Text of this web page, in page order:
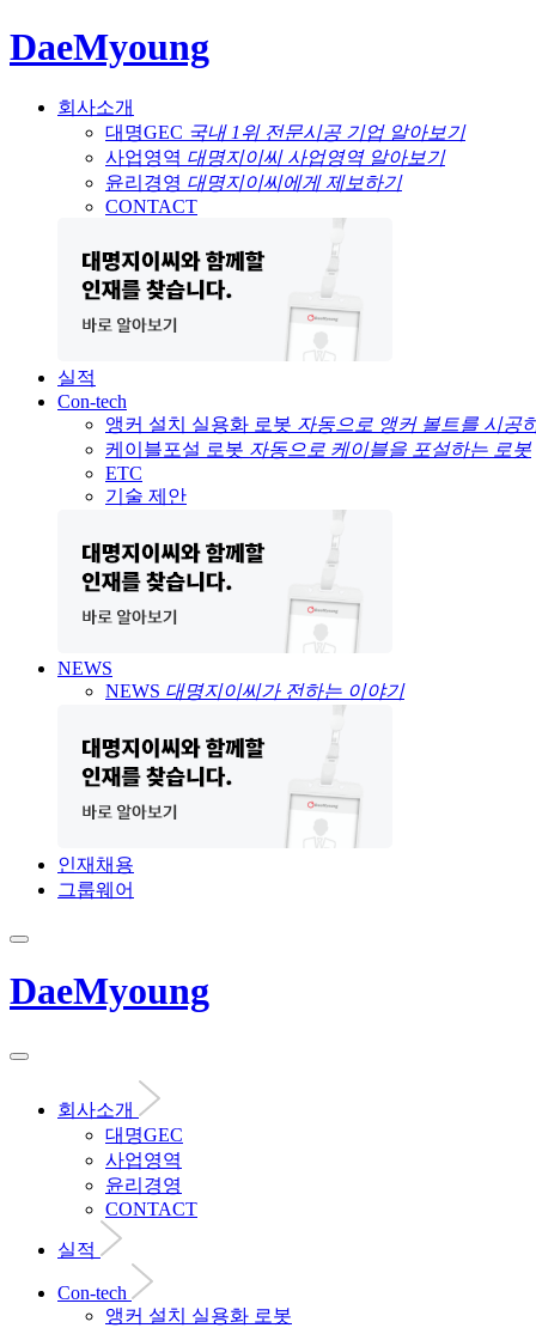
DaeMyoung
회사소개
대명GEC 국내 1위 전문시공 기업 알아보기
사업영역 대명지이씨 사업영역 알아보기
윤리경영 대명지이씨에게 제보하기
CONTACT
실적
Con-tech
앵커 설치 실용화 로봇 자동으로 앵커 볼트를 시공
케이블포설 로봇 자동으로 케이블을 포설하는 로봇
ETC
기술 제안
NEWS
NEWS 대명지이씨가 전하는 이야기
인재채용
그룹웨어
DaeMyoung
회사소개
대명GEC
사업영역
윤리경영
CONTACT
실적
Con-tech
앵커 설치 실용화 로봇